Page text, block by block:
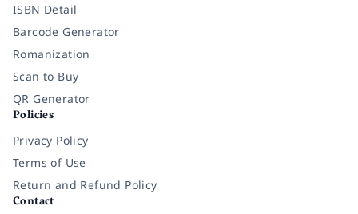
ISBN Detail
Barcode Generator
Romanization
Scan to Buy
QR Generator
Policies
Privacy Policy
Terms of Use
Return and Refund Policy
Contact